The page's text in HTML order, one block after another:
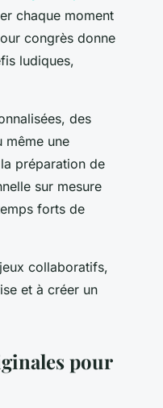
chaque moment
congrès donne
ludiques,
des
même une
préparation de
sur mesure
forts de
collaboratifs,
et à créer un
pour